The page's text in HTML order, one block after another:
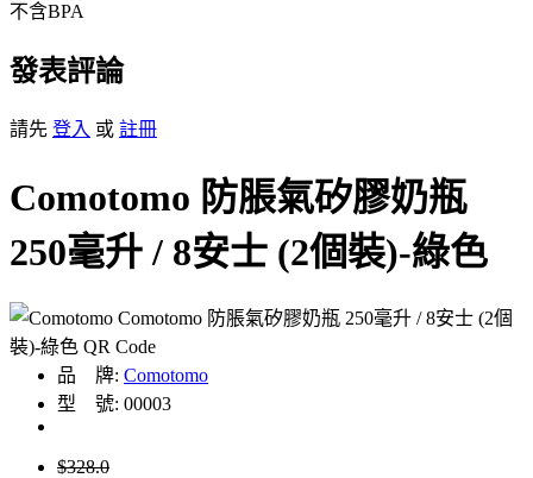
不含BPA
發表評論
請先 登入 或 註冊
Comotomo 防脹氣矽膠奶瓶
250毫升 / 8安士 (2個裝)-綠色
品 牌: Comotomo
型 號: 00003
$328.0